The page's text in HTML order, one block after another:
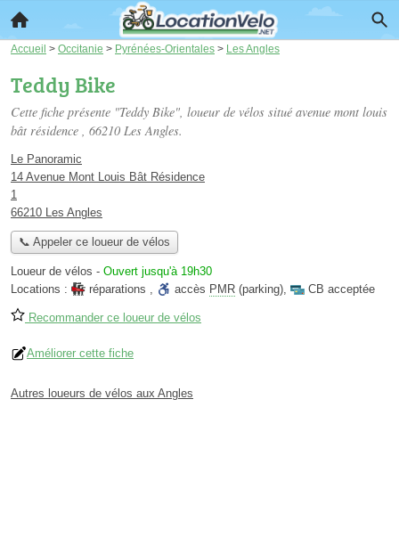
Accueil > Occitanie > Pyrénées-Orientales > Les Angles
Teddy Bike
Cette fiche présente "Teddy Bike", loueur de vélos situé avenue mont louis
bât résidence , 66210 Les Angles.
Le Panoramic
14 Avenue Mont Louis Bât Résidence
1
66210 Les Angles
📞 Appeler ce loueur de vélos
Loueur de vélos - Ouvert jusqu'à 19h30
Locations :
réparations , accès PMR (parking), CB acceptée
Recommander ce loueur de vélos
Améliorer cette fiche
Autres loueurs de vélos aux Angles